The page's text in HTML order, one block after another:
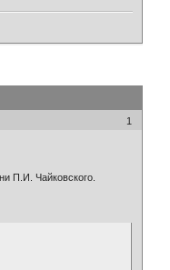
1
П.И. Чайковского.